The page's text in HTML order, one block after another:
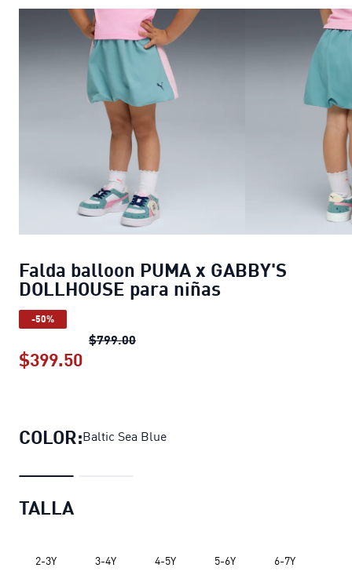
Falda balloon PUMA x GABBY'S
DOLLHOUSE para niñas
-50%
$799.00Falda balloon PUMA x GABBY'S
$399.50
COLOR:Baltic Sea Blue
TALLA
2-3Y 3-4Y 4-5Y 5-6Y 6-7Y